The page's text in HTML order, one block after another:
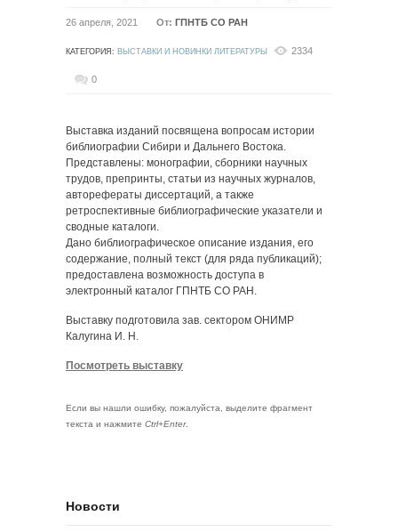
26 апреля, 2021 От: ГПНТБ СО РАН
КАТЕГОРИЯ: ВЫСТАВКИ И НОВИНКИ ЛИТЕРАТУРЫ 2334
0
Выставка изданий посвящена вопросам истории
библиографии Сибири и Дальнего Востока.
Представлены: монографии, сборники научных
трудов, препринты, статьи из научных журналов,
авторефераты диссертаций, а также
ретроспективные библиографические указатели и
сводные каталоги.
Дано библиографическое описание издания, его
содержание, полный текст (для ряда публикаций);
предоставлена возможность доступа в
электронный каталог ГПНТБ СО РАН.
Выставку подготовила зав. сектором ОНИМР
Калугина И. Н.
Посмотреть выставку
Если вы нашли ошибку, пожалуйста, выделите фрагмент
текста и нажмите Ctrl+Enter.
Новости